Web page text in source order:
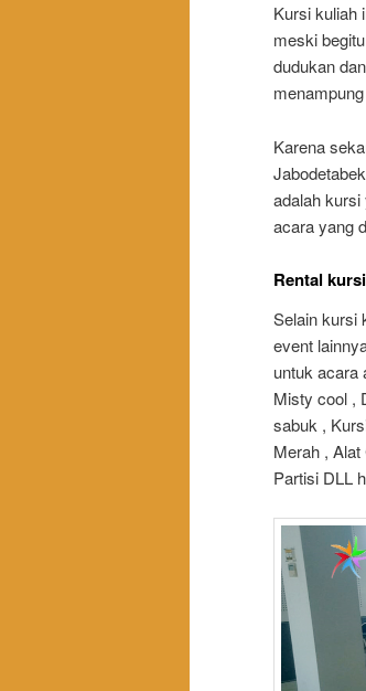
Kursi kuliah
meski
dudukan
Karena
adalah
acara yang
Rental
Selain kursi
event
untuk acara
Misty cool ,
sabuk ,
Merah ,
Partisi DLL